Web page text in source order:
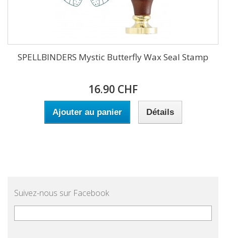
SPELLBINDERS Mystic Butterfly Wax Seal Stamp
16.90 CHF
Ajouter au panier Détails
Suivez-nous sur Facebook